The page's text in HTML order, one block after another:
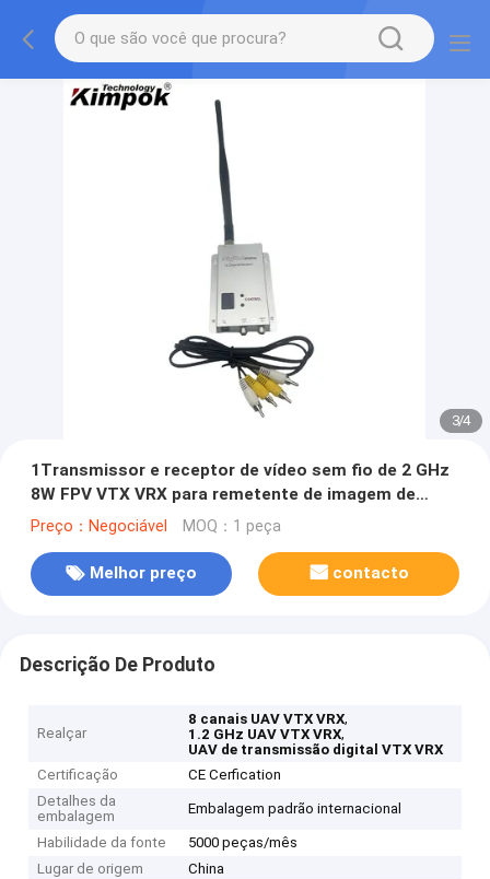
3/4
1Transmissor e receptor de vídeo sem fio de 2 GHz
8W FPV VTX VRX para remetente de imagem de
drone
Preço：Negociável MOQ：1 peça
Melhor preço contacto
Descrição De Produto
Realçar
8 canais UAV VTX VRX,
1.2 GHz UAV VTX VRX,
UAV de transmissão digital VTX VRX
Certificação
CE Cerfication
Detalhes da
embalagem
Embalagem padrão internacional
Habilidade da fonte
5000 peças/mês
Lugar de origem
China